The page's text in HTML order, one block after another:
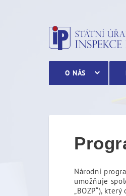
Program
O NÁS
Národní
umožňuje
„BOZP“),